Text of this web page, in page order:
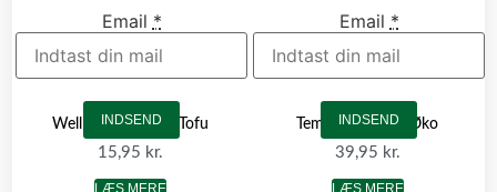
Email *
INDSEND
Well Well – Røget Tofu
15,95 kr.
Email *
INDSEND
Tempeh naturel, Øko
39,95 kr.